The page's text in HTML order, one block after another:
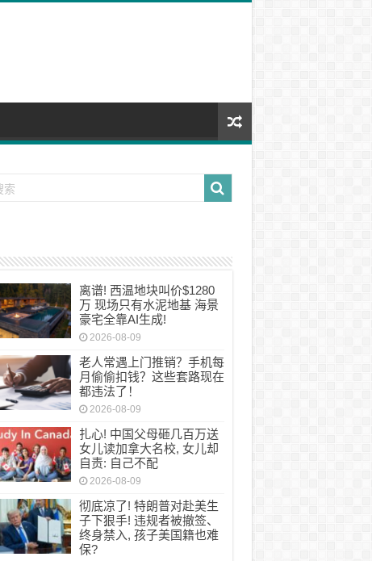
离谱! 西温地块叫价$1280
万 现场只有水泥地基 海景
豪宅全靠AI生成!
2026-08-09
老人常遇上门推销？手机每
月偷偷扣钱？这些套路现在
都违法了！
2026-08-09
扎心! 中国父母砸几百万送
女儿读加拿大名校, 女儿却
自责: 自己不配
2026-08-09
彻底凉了! 特朗普对赴美生
子下狠手! 违规者被撤签、
终身禁入, 孩子美国籍也难
保?